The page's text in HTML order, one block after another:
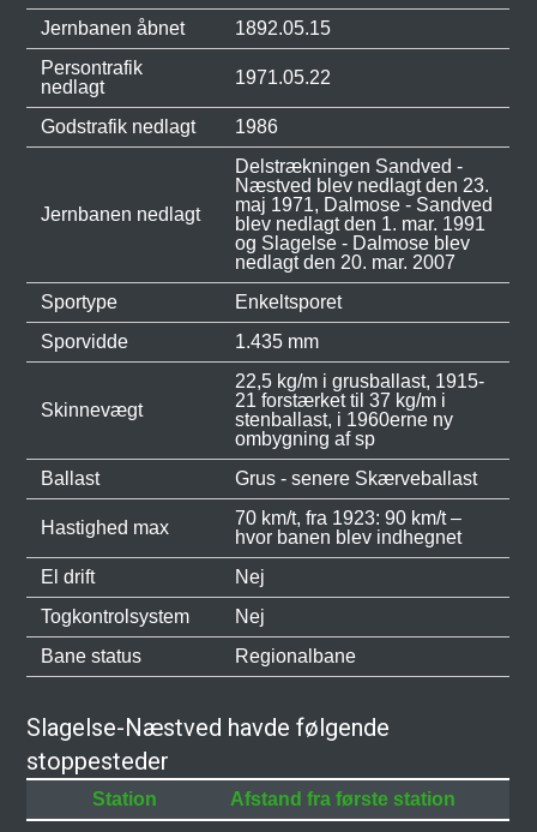
Jernbanen åbnet
1892.05.15
Persontrafik
nedlagt
1971.05.22
Godstrafik nedlagt 1986
Jernbanen nedlagt
Delstrækningen Sandved -
Næstved blev nedlagt den 23.
maj 1971, Dalmose - Sandved
blev nedlagt den 1. mar. 1991
og Slagelse - Dalmose blev
nedlagt den 20. mar. 2007
Sportype
Enkeltsporet
Sporvidde
1.435 mm
Skinnevægt
22,5 kg/m i grusballast, 1915-
21 forstærket til 37 kg/m i
stenballast, i 1960erne ny
ombygning af sp
Ballast
Grus - senere Skærveballast
Hastighed max
70 km/t, fra 1923: 90 km/t –
hvor banen blev indhegnet
El drift
Nej
Togkontrolsystem
Nej
Bane status
Regionalbane
Slagelse-Næstved havde følgende
stoppesteder
Station
Afstand fra første station